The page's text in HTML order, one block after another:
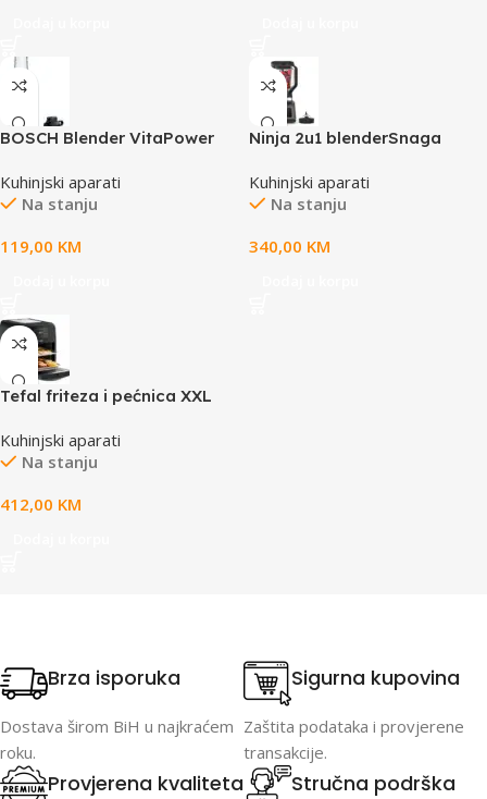
BOSCH Blender VitaPower
RPM, ToGo Boca
Kuhinjski aparati
Na stanju
119,00 KM
Ninja 2u1 blenderSnaga
visenamjenskiuredjaj, tezina
4.03kg, kapacitet 2.1L
Kuhinjski aparati
Na stanju
340,00 KM
Tefal friteza i pećnica XXL
Kuhinjski aparati
Na stanju
412,00 KM
Brza isporuka
Dostava širom BiH u najkraćem
roku.
Sigurna kupovina
Zaštita podataka i provjerene
transakcije.
Provjerena kvaliteta Stručna podrška